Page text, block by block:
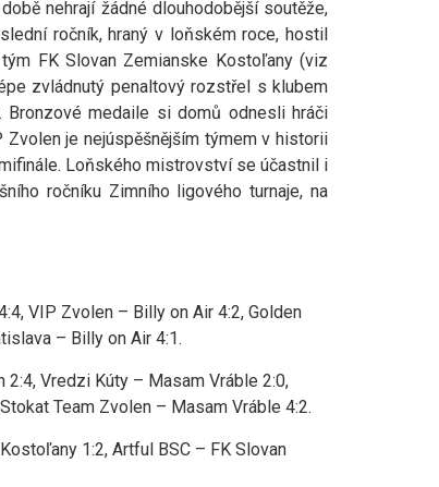
nehrají žádné dlouhodobější soutěže,
ročník, hraný v loňském roce, hostil
FK Slovan Zemianske Kostoľany (viz
zvládnutý penaltový rozstřel s klubem
medaile si domů odnesli hráči
je nejúspěšnějším týmem v historii
Loňského mistrovství se účastnil i
ročníku Zimního ligového turnaje, na
VIP Zvolen – Billy on Air 4:2, Golden
– Billy on Air 4:1.
Vredzi Kúty – Masam Vráble 2:0,
Team Zvolen – Masam Vráble 4:2.
1:2, Artful BSC – FK Slovan